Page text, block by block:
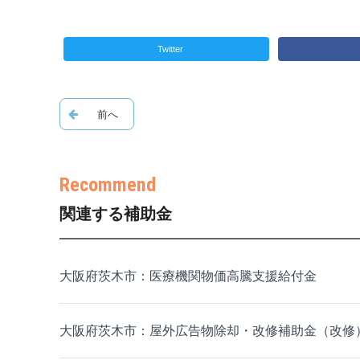
Twitter
関連する補助金
大阪府茨木市：医療機関物価高騰支援給付金
大阪府茨木市：屋外広告物除却・改修補助金（改修